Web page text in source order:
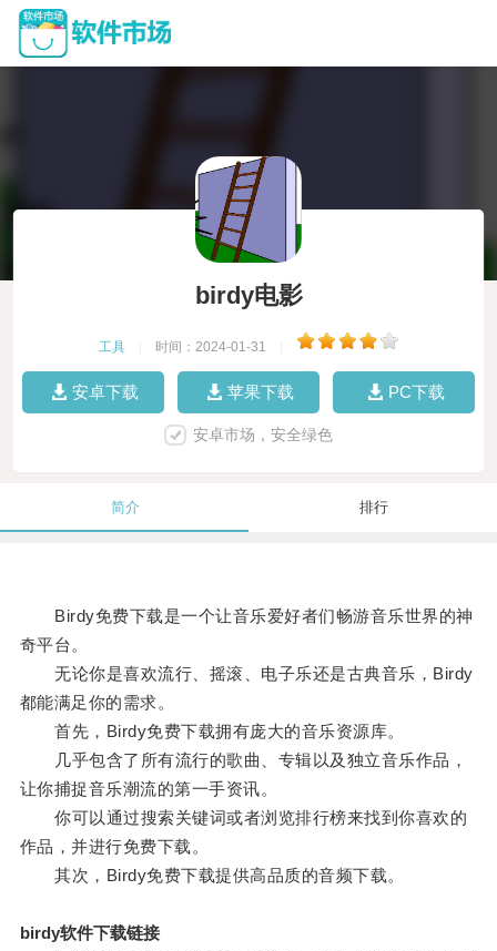
birdy电影
工具 时间：2024-01-31
安卓下载 苹果下载 PC下载
安卓市场，安全绿色
简介 排行
Birdy免费下载是一个让音乐爱好者们畅游音乐世界的神
奇平台。
无论你是喜欢流行、摇滚、电子乐还是古典音乐，Birdy
都能满足你的需求。
首先，Birdy免费下载拥有庞大的音乐资源库。
几乎包含了所有流行的歌曲、专辑以及独立音乐作品，
让你捕捉音乐潮流的第一手资讯。
你可以通过搜索关键词或者浏览排行榜来找到你喜欢的
作品，并进行免费下载。
其次，Birdy免费下载提供高品质的音频下载。
birdy软件下载链接